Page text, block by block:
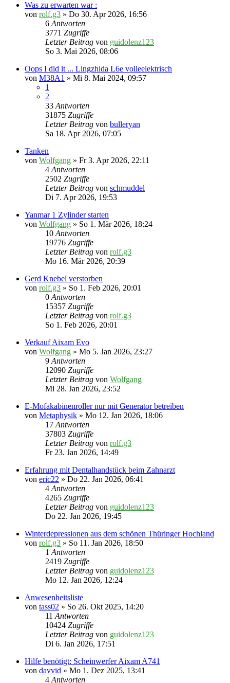
Was zu erwarten war :
von rolf.g3 » Do 30. Apr 2026, 16:56
6Antworten
3771 Zugriffe
Letzter Beitrag von guidolenz123
So 3. Mai 2026, 08:06
Oops I did it ... Lingzhida L6e volleelektrisch
von M38A1 » Mi 8. Mai 2024, 09:57
1
2
33Antworten
31875 Zugriffe
Letzter Beitrag von bulleryan
Sa 18. Apr 2026, 07:05
Tanken
von Wolfgang » Fr 3. Apr 2026, 22:11
4Antworten
2502 Zugriffe
Letzter Beitrag von schmuddel
Di 7. Apr 2026, 19:53
Yanmar 1 Zylinder starten
von Wolfgang » So 1. Mär 2026, 18:24
10Antworten
19776 Zugriffe
Letzter Beitrag von rolf.g3
Mo 16. Mär 2026, 20:39
Gerd Knebel verstorben
von rolf.g3 » So 1. Feb 2026, 20:01
0Antworten
15357 Zugriffe
Letzter Beitrag von rolf.g3
So 1. Feb 2026, 20:01
Verkauf Aixam Evo
von Wolfgang » Mo 5. Jan 2026, 23:27
9Antworten
12090 Zugriffe
Letzter Beitrag von Wolfgang
Mi 28. Jan 2026, 23:52
E-Mofakabinenroller nur mit Generator betreiben
von Metaphysik » Mo 12. Jan 2026, 18:06
17Antworten
37803 Zugriffe
Letzter Beitrag von rolf.g3
Fr 23. Jan 2026, 14:49
Erfahrung mit Dentalhandstück beim Zahnarzt
von eric22 » Do 22. Jan 2026, 06:41
4Antworten
4265 Zugriffe
Letzter Beitrag von guidolenz123
Do 22. Jan 2026, 19:45
Winterdepressionen aus dem schönen Thüringer Hochland
von rolf.g3 » So 11. Jan 2026, 18:50
1Antworten
2419 Zugriffe
Letzter Beitrag von guidolenz123
Mo 12. Jan 2026, 12:24
Anwesenheitsliste
von tass02 » So 26. Okt 2025, 14:20
11Antworten
10424 Zugriffe
Letzter Beitrag von guidolenz123
Di 6. Jan 2026, 17:51
Hilfe benötigt: Scheinwerfer Aixam A741
von davvid » Mo 1. Dez 2025, 13:41
4Antworten